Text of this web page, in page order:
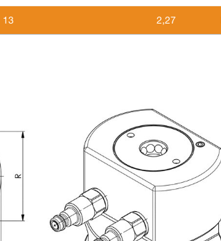
13 2,27